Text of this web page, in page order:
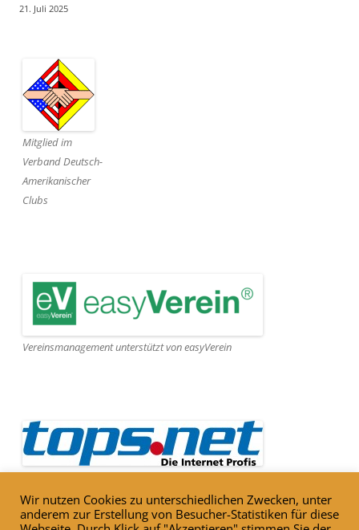
21. Juli 2025
Mitglied im
Verband Deutsch-
Amerikanischer
Clubs
Vereinsmanagement unterstützt von easyVerein
Webseite gehostet von Tops.net
Wir nutzen Cookies zu unterschiedlichen Zwecken, unter
anderem zur Erstellung von Besucher-Statistiken für diese